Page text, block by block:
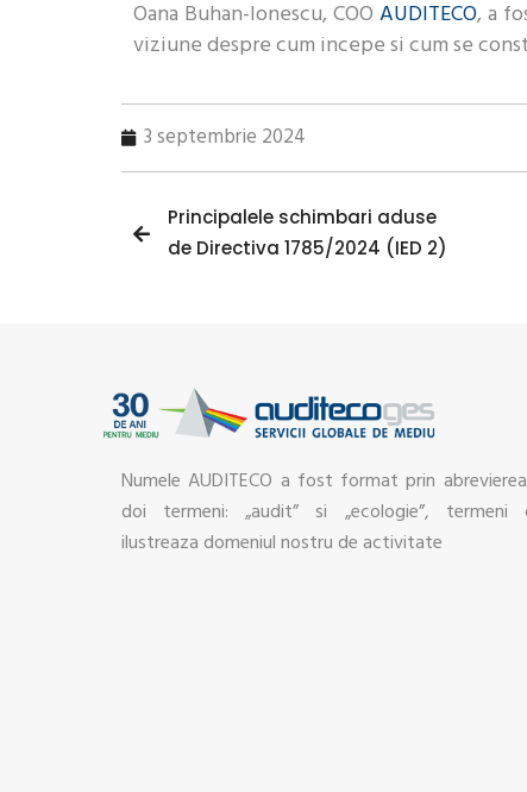
Oana Buhan-Ionescu, COO AUDITECO, a
viziune despre cum incepe si cum se
3 septembrie 2024
Principalele schimbari aduse
de Directiva 1785/2024 (IED 2)
Numele AUDITECO a fost format prin
doi termeni: „audit” si „ecologie”, termeni
ilustreaza domeniul nostru de activitate